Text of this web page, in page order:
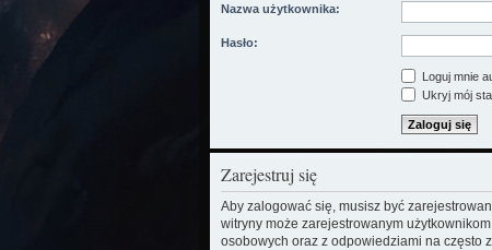
Nazwa użytkownika:
Hasło:
Loguj mnie
Ukryj mój
Zarejestruj się
Aby zalogować się, musisz być
witryny może zarejestrowanym
osobowych oraz z odpowiedziami na często